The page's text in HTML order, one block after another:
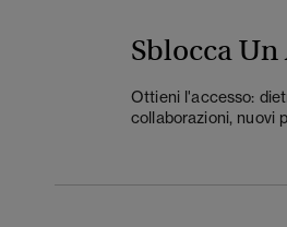
Sblocca Un
Ottieni l'accesso:
collaborazioni, nuovi